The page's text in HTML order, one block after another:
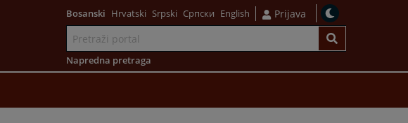
Bosanski Hrvatski Srpski Српски English Prijava
Napredna pretraga